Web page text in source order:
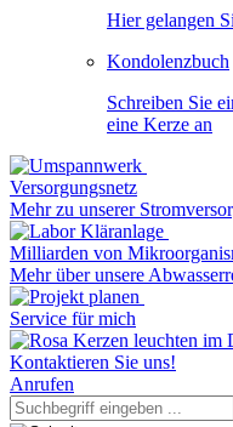
Hier gelangen
Kondolenzbuch
Schreiben Sie
eine Kerze an
Versorgungsnetz
Mehr zu unserer
Milliarden von
Mehr über unsere
Service für mich
Kontaktieren Sie uns!
Anrufen